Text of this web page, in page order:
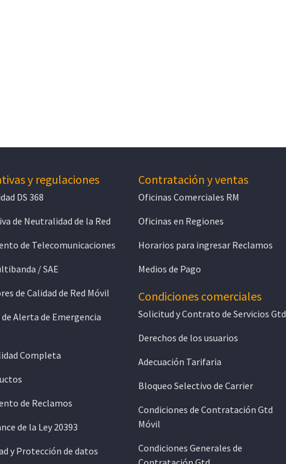
y regulaciones
DS 368
de Neutralidad de la Red
de Telecomunicaciones
/ SAE
de Calidad de Red Móvil
Alerta de Emergencia
Completa
de Reclamos
de la Ley 20393
y Protección de datos
Contratación y ventas
Oficinas Comerciales RM
Oficinas en Regiones
Horarios para ingresar Reclamos
Medios de Pago
Condiciones comerciales
Solicitud y Contrato de Servicios Gtd
Derechos de los usuarios
Adecuación Tarifaria
Bloqueo Selectivo de Carrier
Condiciones de Contratación Gtd
Móvil
Condiciones Generales de